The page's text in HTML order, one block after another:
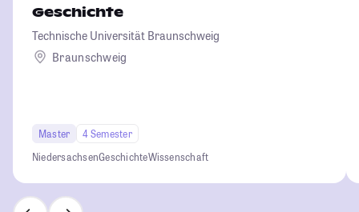
Geschichte
Technische Universität Braunschweig
Braunschweig
Master
4 Semester
NiedersachsenGeschichteWissenschaft